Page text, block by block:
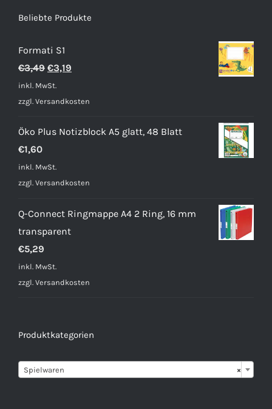
Beliebte Produkte
Formati S1
€3,49 Ursprünglicher
Preis
war:
€3,19
ist:
inkl. MwSt.
zzgl. Versandkosten
Öko Plus Notizblock A5 glatt, 48 Blatt
€1,60
inkl. MwSt.
zzgl. Versandkosten
Q-Connect Ringmappe A4 2 Ring, 16 mm
transparent
€5,29
inkl. MwSt.
zzgl. Versandkosten
Produktkategorien
×
Spielwaren